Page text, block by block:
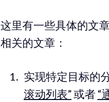
这里有一些具体的文
相关的文章：
实现特定目标的
滚动列表”或者 “